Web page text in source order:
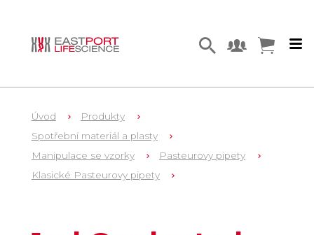
Úvod
Produkty
Spotřební materiál a plasty
Manipulace se vzorky
Pasteurovy pipety
Klasické Pasteurovy pipety